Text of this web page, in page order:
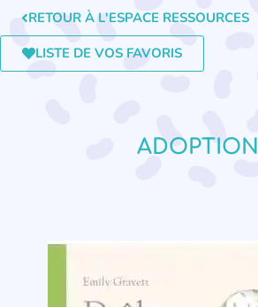
RETOUR À L'ESPACE RESSOURCES
LISTE DE VOS FAVORIS
ADOPTION